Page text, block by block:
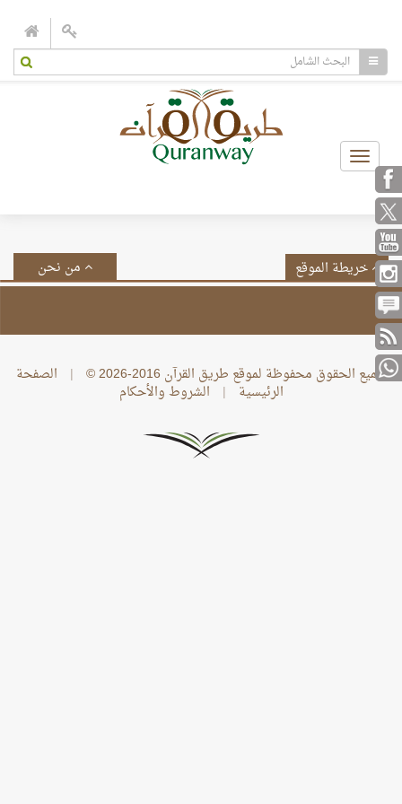
Toggle
navigation
من نحن خريطة الموقع
جميع الحقوق محفوظة لموقع طريق القرآن 2016-2026 © | الصفحة
الرئيسية | الشروط والأحكام